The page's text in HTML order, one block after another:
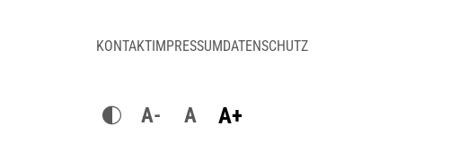
KONTAKTIMPRESSUMDATENSCHUTZ
A- A A+